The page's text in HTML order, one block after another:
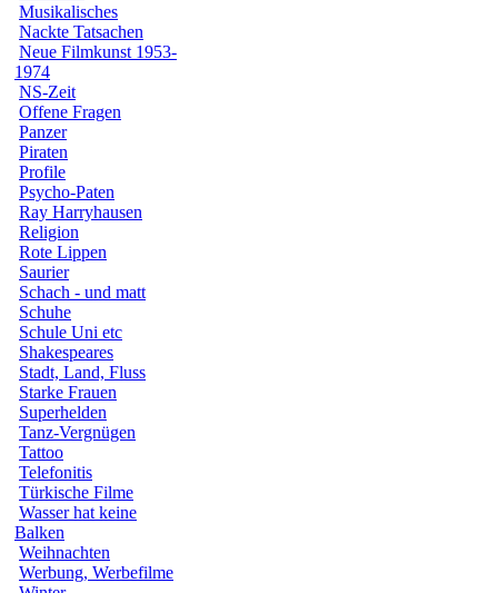
Musikalisches
Nackte Tatsachen
Neue Filmkunst 1953-
1974
NS-Zeit
Offene Fragen
Panzer
Piraten
Profile
Psycho-Paten
Ray Harryhausen
Religion
Rote Lippen
Saurier
Schach - und matt
Schuhe
Schule Uni etc
Shakespeares
Stadt, Land, Fluss
Starke Frauen
Superhelden
Tanz-Vergnügen
Tattoo
Telefonitis
Türkische Filme
Wasser hat keine
Balken
Weihnachten
Werbung, Werbefilme